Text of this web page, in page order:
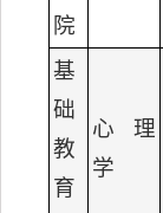
院
基
础
教
育
心理
学